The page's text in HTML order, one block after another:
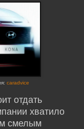
caradvice
отдать
хватило
смелым